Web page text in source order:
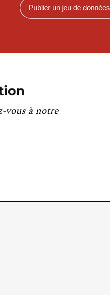
Publier un jeu de données
vous à notre